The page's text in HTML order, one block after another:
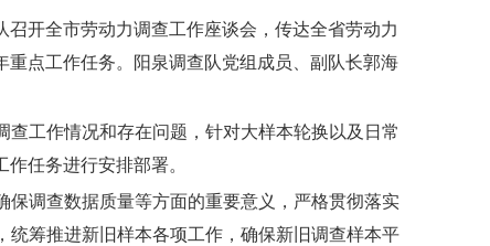
召开全市劳动力调查工作座谈会，传达全省劳动力
重点工作任务。阳泉调查队党组成员、副队长郭海
查工作情况和存在问题 ，针对大样本轮换以及日常
作任务进行安排部署。
调查数据质量等方面的重要意义，严格贯彻落实
筹推进新旧样本各项工作，确保新旧调查样本平